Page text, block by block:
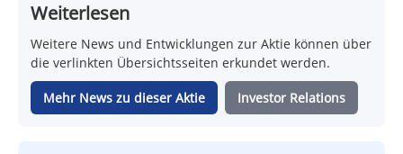
Weiterlesen
Weitere News und Entwicklungen zur Aktie können über
die verlinkten Übersichtsseiten erkundet werden.
Mehr News zu dieser Aktie Investor Relations